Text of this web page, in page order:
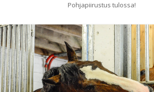
Pohjapiirustus tulossa!